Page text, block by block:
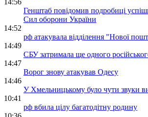
14:56
Генштаб повідомив подробиці
Сил оборони України
14:52
рф атакувала відділення "Нової
14:49
СБУ затримала ще одного
14:47
Ворог знову атакував Одесу
14:46
У Хмельницькому було чути звуки
10:41
рф вбила цілу багатодітну родину